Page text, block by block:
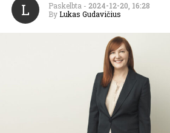
L Paskelbta - 2024-12-20, 16:28
By Lukas Gudavičius